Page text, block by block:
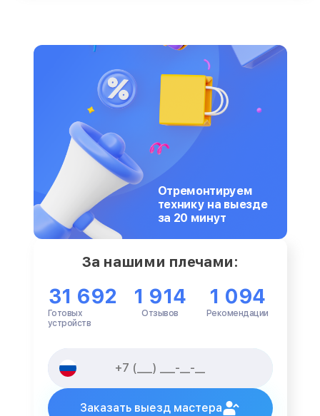
Отремонтируем
технику на выезде
за 20 минут
За нашими плечами:
31 692
Готовых
устройств
1 914
Отзывов
1 094
Рекомендации
Заказать выезд мастера